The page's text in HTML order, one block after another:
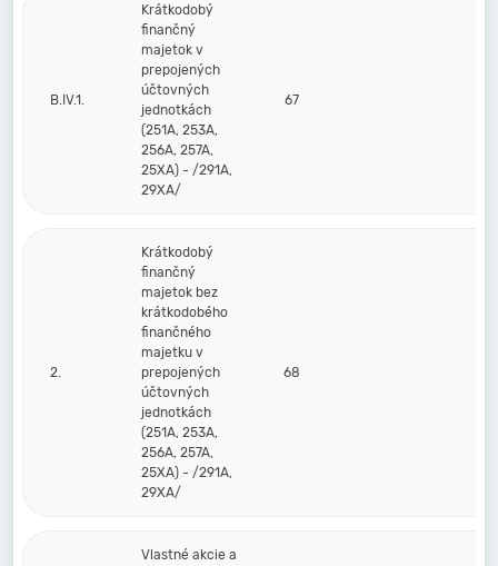
B.IV.1.
Krátkodobý
finančný
majetok v
prepojených
účtovných
jednotkách
(251A, 253A,
256A, 257A,
25XA) - /291A,
29XA/
67
2.
Krátkodobý
finančný
majetok bez
krátkodobého
finančného
majetku v
prepojených
účtovných
jednotkách
(251A, 253A,
256A, 257A,
25XA) - /291A,
29XA/
68
Vlastné akcie a